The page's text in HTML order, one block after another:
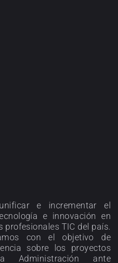
e incrementar el
e innovación en
profesionales TIC del país.
con el objetivo de
sobre los proyectos
Administración ante